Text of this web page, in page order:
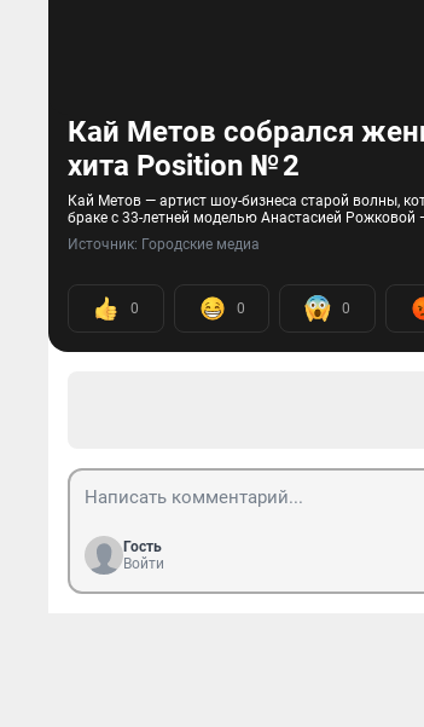
Кай Метов собрался
хита Position № 2
Кай Метов — артист шоу-бизнеса старой волны,
браке с 33-летней моделью Анастасией
Источник: Городские медиа
0 0 0
Гость
Войти